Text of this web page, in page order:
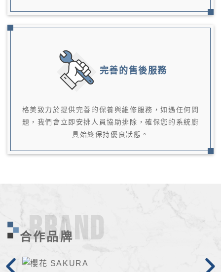
完善的售後服務
格美致力於提供完善的保養與維修服務，如遇任何問
題，我們會立即安排人員協助排除，確保您的系統廚
具始終保持優良狀態。
合作品牌
BRAND